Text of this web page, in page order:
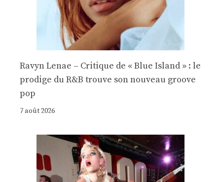
Ravyn Lenae – Critique de « Blue Island » : le
prodige du R&B trouve son nouveau groove
pop
7 août 2026